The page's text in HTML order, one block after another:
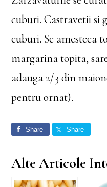
cuburi. Castravetii si
cuburi. Se amesteca
margarina topita,
adauga 2/3 din
pentru ornat).
Share Share
Alte Articole